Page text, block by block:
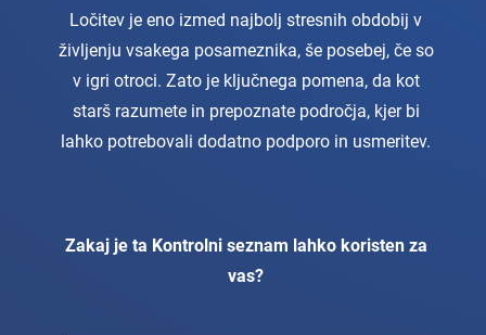
Ločitev je eno izmed najbolj stresnih obdobij v
življenju vsakega posameznika, še posebej, če so
v igri otroci. Zato je ključnega pomena, da kot
starš razumete in prepoznate področja, kjer bi
lahko potrebovali dodatno podporo in usmeritev.
Zakaj je ta Kontrolni seznam lahko koristen za
vas?